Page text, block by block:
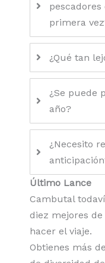
primera
¿Qué tan
¿Se puede
año?
¿Necesito
Último Lance
Cambutal
diez mejores
hacer el viaje.
Obtienes más